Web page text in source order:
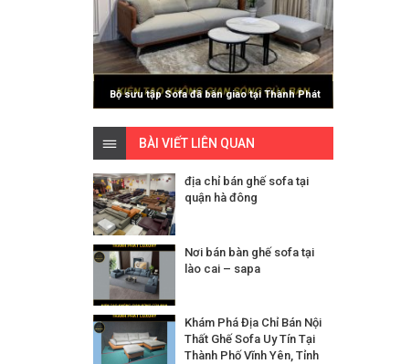
Bộ sưu tập Sofa đã bàn giao tại Thành Phát
BÀI VIẾT LIÊN QUAN
địa chỉ bán ghế sofa tại
quận hà đông
Nơi bán bàn ghế sofa tại
lào cai – sapa
Khám Phá Địa Chỉ Bán Nội
Thất Ghế Sofa Uy Tín Tại
Thành Phố Vĩnh Yên, Tỉnh